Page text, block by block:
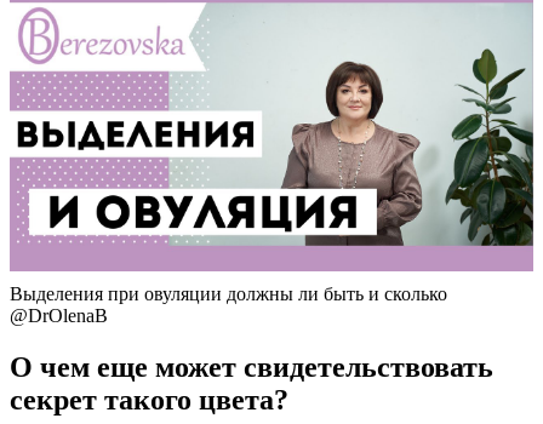
Выделения при овуляции должны ли быть и сколько
@DrOlenaB
О чем еще может свидетельствовать
секрет такого цвета?